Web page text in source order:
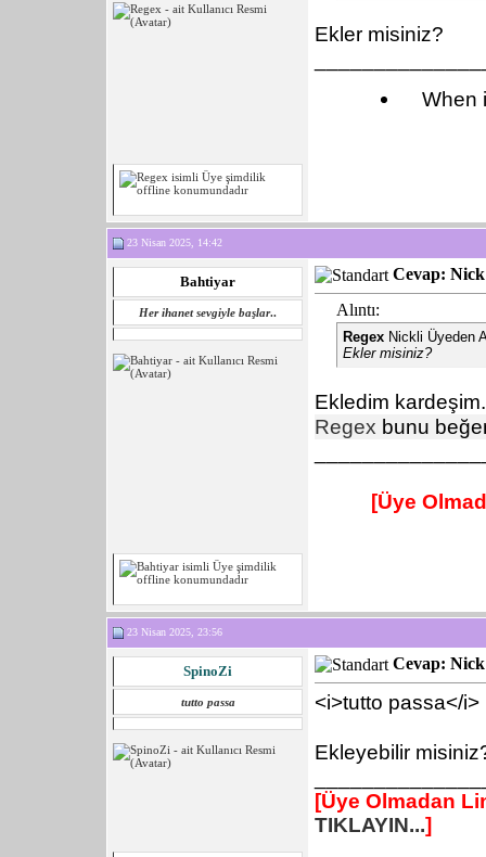
Ekler misiniz?
When
23 Nisan 2025, 14:42
Bahtiyar
Her ihanet sevgiyle başlar..
Cevap:
Alıntı:
Regex Nickli Üyeden
Ekler misiniz?
Ekledim kardeşim.
Regex bunu
[Üye
23 Nisan 2025, 23:56
SpinoZi
tutto passa
Cevap:
<i>tutto passa</i>
Ekleyebilir
[Üye Olmadan
TIKLAYIN...]